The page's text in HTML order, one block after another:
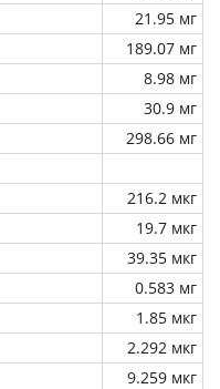
21.95 мг
189.07 мг
8.98 мг
30.9 мг
298.66 мг
216.2 мкг
19.7 мкг
39.35 мкг
0.583 мг
1.85 мкг
2.292 мкг
9.259 мкг